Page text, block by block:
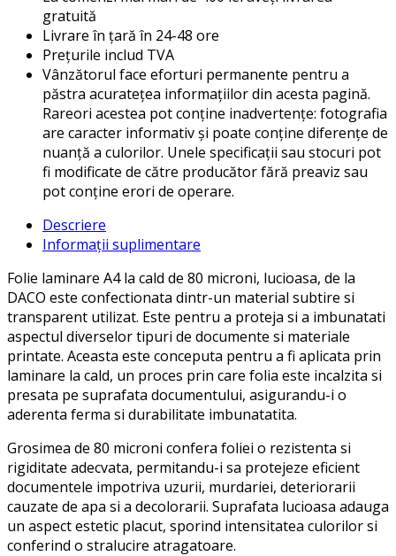
100/top
FO480
gratuită
Livrare în țară în 24-48 ore
Prețurile includ TVA
Vânzătorul face eforturi permanente pentru a
păstra acuratețea informațiilor din acesta pagină.
Rareori acestea pot conține inadvertențe: fotografia
are caracter informativ și poate conține diferențe de
nuanță a culorilor. Unele specificații sau stocuri pot
fi modificate de către producător fără preaviz sau
pot conține erori de operare.
Descriere
Informații suplimentare
Folie laminare A4 la cald de 80 microni, lucioasa, de la
DACO este confectionata dintr-un material subtire si
transparent utilizat. Este pentru a proteja si a imbunatati
aspectul diverselor tipuri de documente si materiale
printate. Aceasta este conceputa pentru a fi aplicata prin
laminare la cald, un proces prin care folia este incalzita si
presata pe suprafata documentului, asigurandu-i o
aderenta ferma si durabilitate imbunatatita.
Grosimea de 80 microni confera foliei o rezistenta si
rigiditate adecvata, permitandu-i sa protejeze eficient
documentele impotriva uzurii, murdariei, deteriorarii
cauzate de apa si a decolorarii. Suprafata lucioasa adauga
un aspect estetic placut, sporind intensitatea culorilor si
conferind o stralucire atragatoare.